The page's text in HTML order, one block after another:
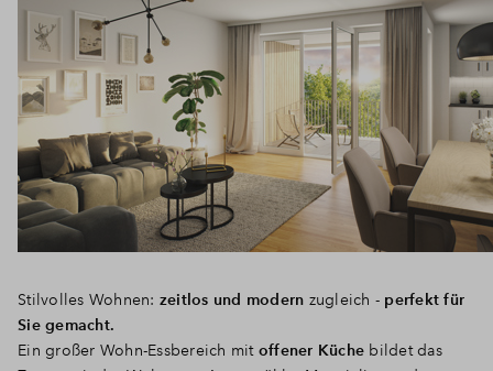
Stilvolles Wohnen: zeitlos und modern zugleich - perfekt für
Sie gemacht.
Ein großer Wohn-Essbereich mit offener Küche bildet das